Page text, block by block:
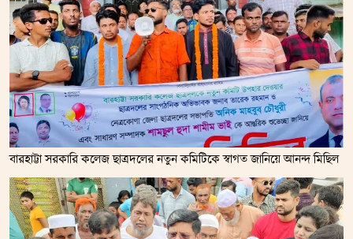
বারহাট্টা সরকারি কলেজ ছাত্রদলের নতুন কমিটিকে স্বাগত জানিয়ে আনন্দ মিছিল